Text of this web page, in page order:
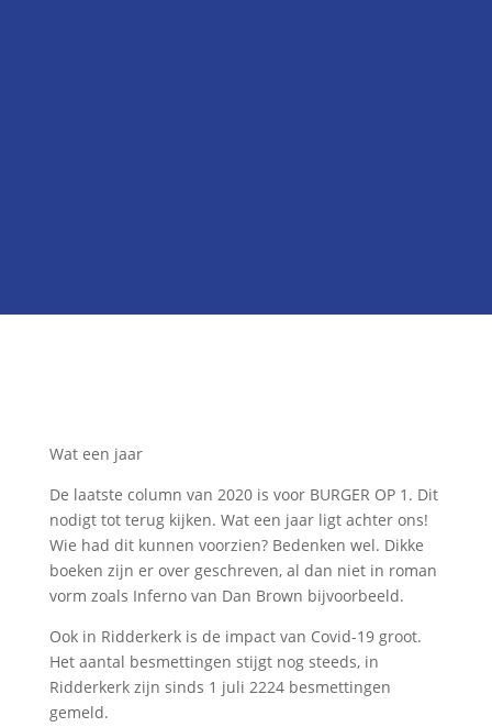
Wat een jaar
De laatste column van 2020 is voor BURGER OP 1. Dit
nodigt tot terug kijken. Wat een jaar ligt achter ons!
Wie had dit kunnen voorzien? Bedenken wel. Dikke
boeken zijn er over geschreven, al dan niet in roman
vorm zoals Inferno van Dan Brown bijvoorbeeld.
Ook in Ridderkerk is de impact van Covid-19 groot.
Het aantal besmettingen stijgt nog steeds, in
Ridderkerk zijn sinds 1 juli 2224 besmettingen
gemeld.